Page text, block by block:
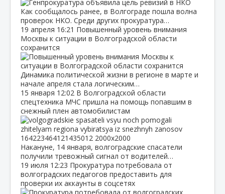
Как сообщалось ранее, в Волгограде пошла волна
проверок НКО. Среди других прокуратура…
19 апреля 16:21 Повышенный уровень внимания
Москвы к ситуации в Волгоградской области
сохранится
Динамика политической жизни в регионе в марте и
начале апреля стала логическим…
15 января 12:02 В Волгоградской области
спецтехника МЧС пришла на помощь попавшим в
снежный плен автомобилистам
Накануне, 14 января, волгоградские спасатели
получили тревожный сигнал от водителей…
19 июля 12:23 Прокуратура потребовала от
волгоградских педагогов предоставить для
проверки их аккаунты в соцсетях